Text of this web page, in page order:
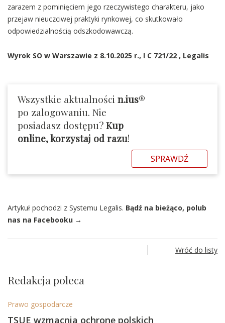
zarazem z pominięciem jego rzeczywistego charakteru, jako
przejaw nieuczciwej praktyki rynkowej, co skutkowało
odpowiedzialnością odszkodowawczą.
Wyrok SO w Warszawie z 8.10.2025 r., I C 721/22 , Legalis
Wszystkie aktualności n.ius®
po zalogowaniu. Nie
posiadasz dostępu?Kup
online, korzystaj od razu!
SPRAWDŹ
Artykuł pochodzi z Systemu Legalis. Bądź na bieżąco, polub
nas na Facebooku →
Wróć do listy
Redakcja poleca
Prawo gospodarcze
TSUE wzmacnia ochronę polskich